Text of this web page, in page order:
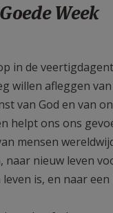
Week
in de
willen afleggen
van God en van
helpt ons ons
mensen
naar nieuw leven
is, en naar